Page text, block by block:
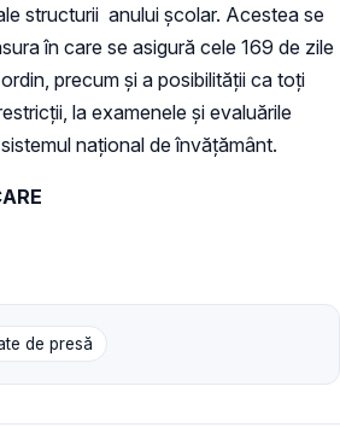
structurii anului şcolar. Acestea se
în care se asigură cele 169 de zile
precum şi a posibilităţii ca toţi
la examenele şi evaluările
naţional de învăţământ.
de presă